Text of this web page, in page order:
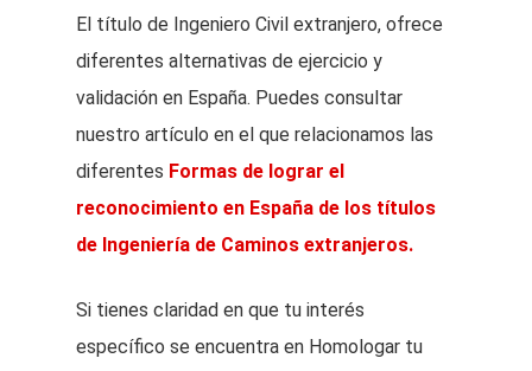
El título de Ingeniero Civil extranjero, ofrece
diferentes alternativas de ejercicio y
validación en España. Puedes consultar
nuestro artículo en el que relacionamos las
diferentes Formas de lograr el
reconocimiento en España de los títulos
de Ingeniería de Caminos extranjeros.
Si tienes claridad en que tu interés
específico se encuentra en Homologar tu